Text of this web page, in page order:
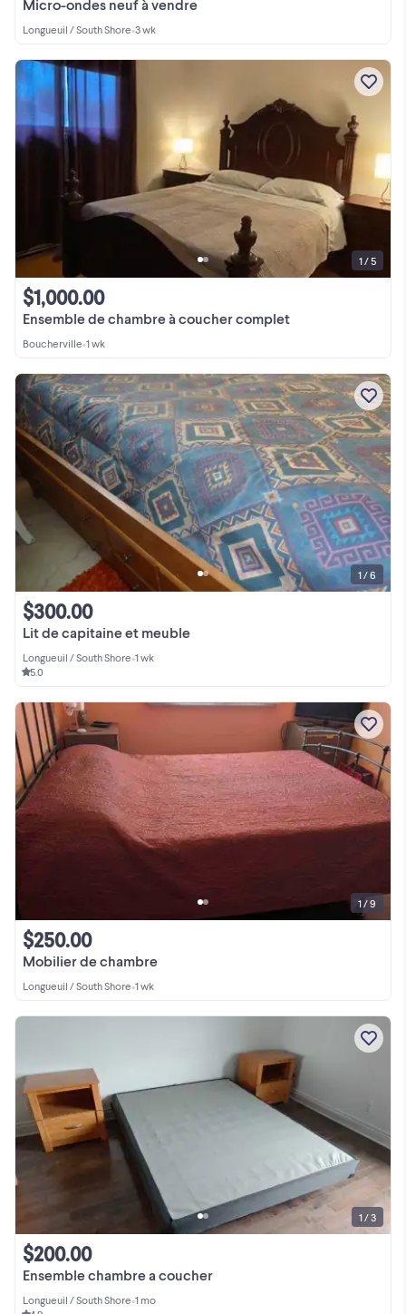
Micro-ondes neuf à vendre
Longueuil / South Shore•3 wk
Ensemble de chambre à coucher complet
$1,000.00
Boucherville•1 wk
1 / 5
Lit de capitaine et meuble
$300.00
Longueuil / South Shore•1 wk
5.0
1 / 6
Mobilier de chambre
$250.00
Longueuil / South Shore•1 wk
1 / 9
Ensemble chambre a coucher
$200.00
Longueuil / South Shore•1 mo
1 / 3